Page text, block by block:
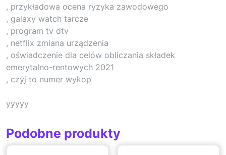
, przykładowa ocena ryzyka zawodowego
, galaxy watch tarcze
, program tv dtv
, netflix zmiana urządzenia
, oświadczenie dla celów obliczania składek
emerytalno-rentowych 2021
, czyj to numer wykop
yyyyy
Podobne produkty